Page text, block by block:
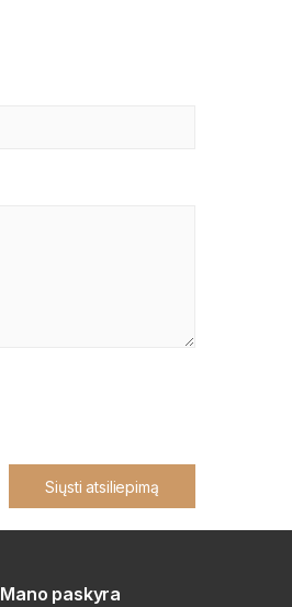
Siųsti atsiliepimą
Mano paskyra